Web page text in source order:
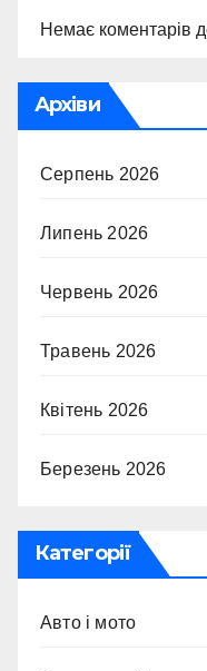
Немає коментарів
Архіви
Серпень 2026
Липень 2026
Червень 2026
Травень 2026
Квітень 2026
Березень 2026
Категорії
Авто і мото